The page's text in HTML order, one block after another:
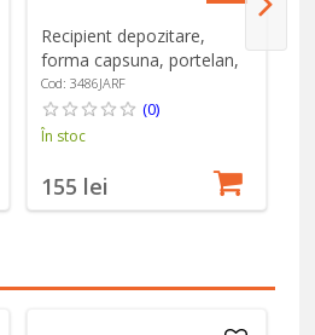
Recipient depozitare,
forma capsuna, portelan,
12,5 x 18 cm, "Jardin des
Fraises" - Easy Life
Cod: 3486JARF
(0)
În stoc
155 lei